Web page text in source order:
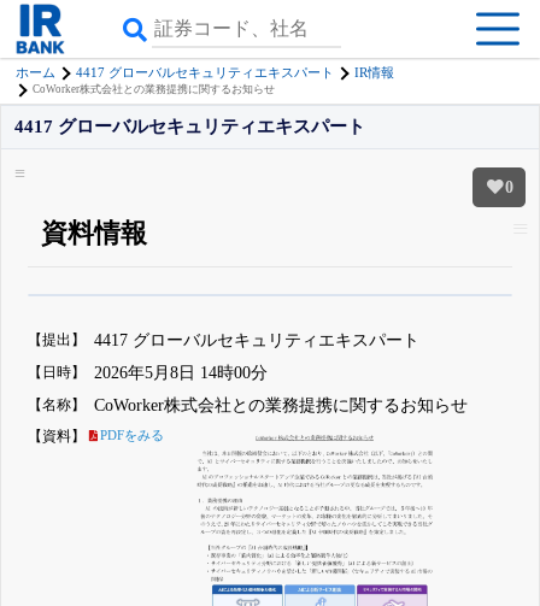
ホーム 4417 グローバルセキュリティエキスパート IR情報
CoWorker株式会社との業務提携に関するお知らせ
0
4417 グローバルセキュリティエキスパート
資料情報
詳しく見られる無料でβ版をはじめる
登録すると永久30%OFFと米株版の先行利用も付きます
【提出】 4417 グローバルセキュリティエキスパート
【日時】 2026年5月8日 14時00分
【名称】 CoWorker株式会社との業務提携に関するお知らせ
【資料】 PDFをみる